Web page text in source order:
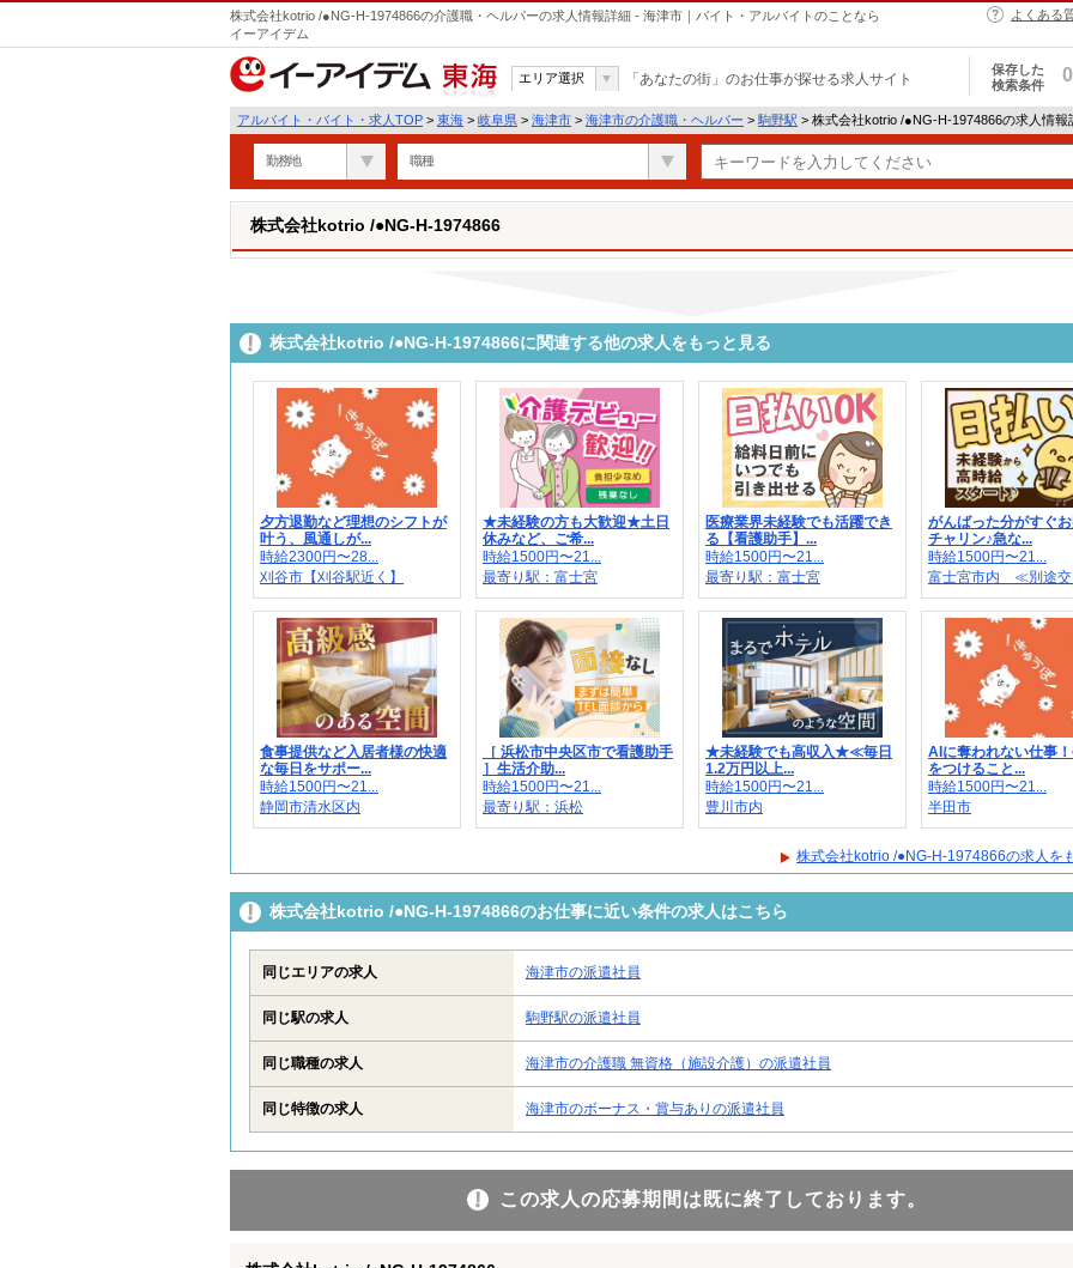
株式会社kotrio /●NG-H-1974866の介護職・ヘルパーの求人情報詳細 - 海津市｜バイト・アルバイトのことなら
イーアイデム
よくある
東海
エリア選択 「あなたの街」のお仕事が探せる求人サイト
保存した
検索条件
0
アルバイト・バイト・求人TOP > 東海 > 岐阜県 > 海津市 > 海津市の介護職・ヘルパー > 駒野駅 > 株式会社kotrio /●NG-H-1974866の求人情報
勤務地 職種
株式会社kotrio /●NG-H-1974866
株式会社kotrio /●NG-H-1974866に関連する他の求人をもっと見る
夕方退勤など理想のシフトが
叶う、風通しが...
時給2300円〜28...
刈谷市【刈谷駅近く】
★未経験の方も大歓迎★土日
休みなど、ご希...
時給1500円〜21...
最寄り駅：富士宮
医療業界未経験でも活躍でき
る【看護助手】...
時給1500円〜21...
最寄り駅：富士宮
がんばった分がすぐ
チャリン♪急な...
時給1500円〜21...
富士宮市内 ≪別途交
食事提供など入居者様の快適
な毎日をサポー...
時給1500円〜21...
静岡市清水区内
［ 浜松市中央区市で看護助手
］生活介助...
時給1500円〜21...
最寄り駅：浜松
★未経験でも高収入★≪毎日
1.2万円以上...
時給1500円〜21...
豊川市内
AIに奪われない仕事
をつけること...
時給1500円〜21...
半田市
株式会社kotrio /●NG-H-1974866の求人を
株式会社kotrio /●NG-H-1974866のお仕事に近い条件の求人はこちら
同じエリアの求人 海津市の派遣社員
同じ駅の求人 駒野駅の派遣社員
同じ職種の求人 海津市の介護職 無資格（施設介護）の派遣社員
同じ特徴の求人 海津市のボーナス・賞与ありの派遣社員
この求人の応募期間は既に終了しております。